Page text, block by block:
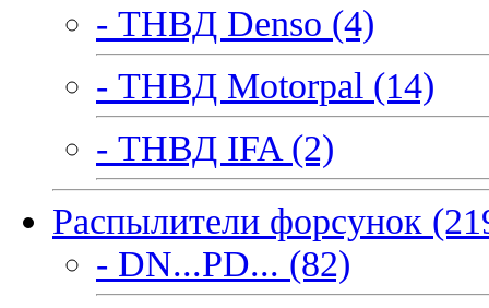
- ТНВД Denso (4)
- ТНВД Motorpal (14)
- ТНВД IFA (2)
Распылители форсунок
- DN...PD... (82)